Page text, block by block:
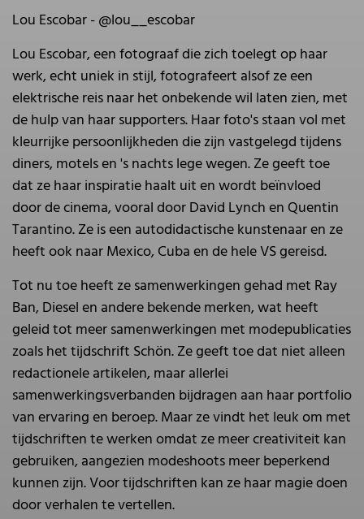
Lou Escobar - @lou__escobar
Lou Escobar, een fotograaf die zich toelegt op haar
werk, echt uniek in stijl, fotografeert alsof ze een
elektrische reis naar het onbekende wil laten zien, met
de hulp van haar supporters. Haar foto's staan vol met
kleurrijke persoonlijkheden die zijn vastgelegd tijdens
diners, motels en 's nachts lege wegen. Ze geeft toe
dat ze haar inspiratie haalt uit en wordt beïnvloed
door de cinema, vooral door David Lynch en Quentin
Tarantino. Ze is een autodidactische kunstenaar en ze
heeft ook naar Mexico, Cuba en de hele VS gereisd.
Tot nu toe heeft ze samenwerkingen gehad met Ray
Ban, Diesel en andere bekende merken, wat heeft
geleid tot meer samenwerkingen met modepublicaties
zoals het tijdschrift Schön. Ze geeft toe dat niet alleen
redactionele artikelen, maar allerlei
samenwerkingsverbanden bijdragen aan haar portfolio
van ervaring en beroep. Maar ze vindt het leuk om met
tijdschriften te werken omdat ze meer creativiteit kan
gebruiken, aangezien modeshoots meer beperkend
kunnen zijn. Voor tijdschriften kan ze haar magie doen
door verhalen te vertellen.